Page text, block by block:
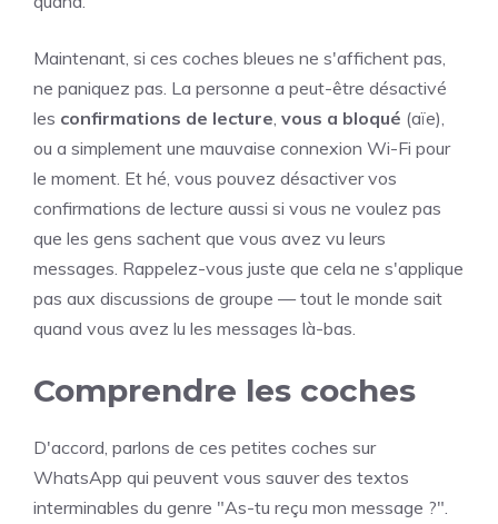
Maintenant, si ces coches bleues ne s'affichent pas,
ne paniquez pas. La personne a peut-être désactivé
les confirmations de lecture, vous a bloqué (aïe),
ou a simplement une mauvaise connexion Wi-Fi pour
le moment. Et hé, vous pouvez désactiver vos
confirmations de lecture aussi si vous ne voulez pas
que les gens sachent que vous avez vu leurs
messages. Rappelez-vous juste que cela ne s'applique
pas aux discussions de groupe — tout le monde sait
quand vous avez lu les messages là-bas.
Comprendre les coches
D'accord, parlons de ces petites coches sur
WhatsApp qui peuvent vous sauver des textos
interminables du genre "As-tu reçu mon message ?".